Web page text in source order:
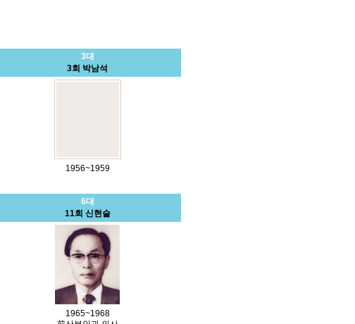
3대
3회 박남석
1956~1959
6대
11회 신현술
1965~1968